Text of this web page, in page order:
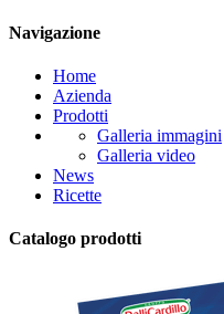
Navigazione
Home
Azienda
Prodotti
Galleria immagini
Galleria video
News
Ricette
Catalogo prodotti